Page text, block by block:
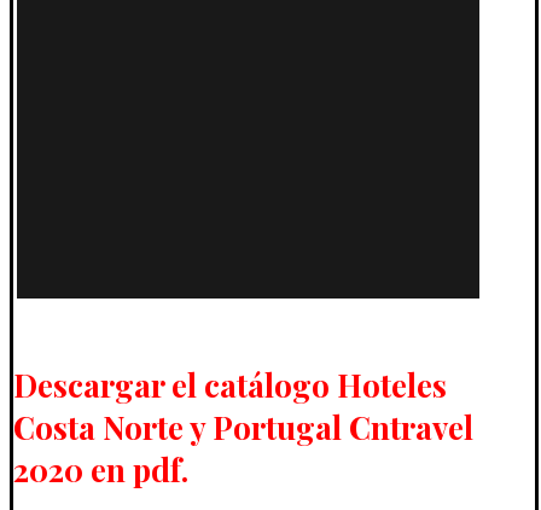
Descargar el catálogo Hoteles
Costa Norte y Portugal Cntravel
2020 en pdf.